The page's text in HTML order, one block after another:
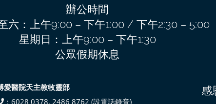
辦公時間
六：上午9:00 – 下午1:00 / 下午2:30 – 5:00
星期日：上午9:00 – 下午1:30
公眾假期休息
愛醫院天主教牧靈部
：6028 0378, 2486 8762 (設電話錄音)
感